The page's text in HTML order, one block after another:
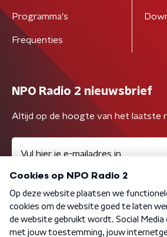
Programma's
Frequenties
NPO Radio 2 nieuwsbrief
Altijd op de hoogte van het laatste
Algemene voorwaarden